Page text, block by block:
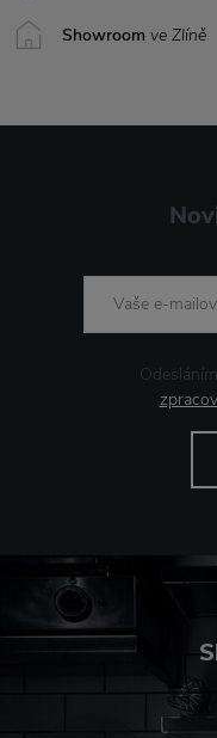
Showroom ve Zlíně